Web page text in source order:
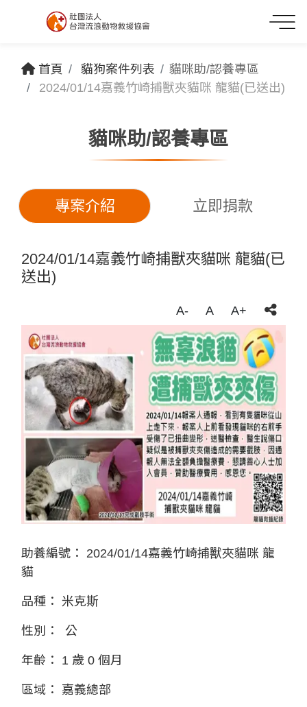
首頁 貓狗案件列表
貓咪助/認養專區
2024/01/14嘉義竹崎捕獸夾貓咪 龍貓(已送出)
貓咪助/認養專區
專案介紹 立即捐款
2024/01/14嘉義竹崎捕獸夾貓咪 龍貓(已
送出)
A- A A+
助養編號： 2024/01/14嘉義竹崎捕獸夾貓咪 龍
貓
品種： 米克斯
性別： 公
年齡： 1 歲 0 個月
區域： 嘉義總部